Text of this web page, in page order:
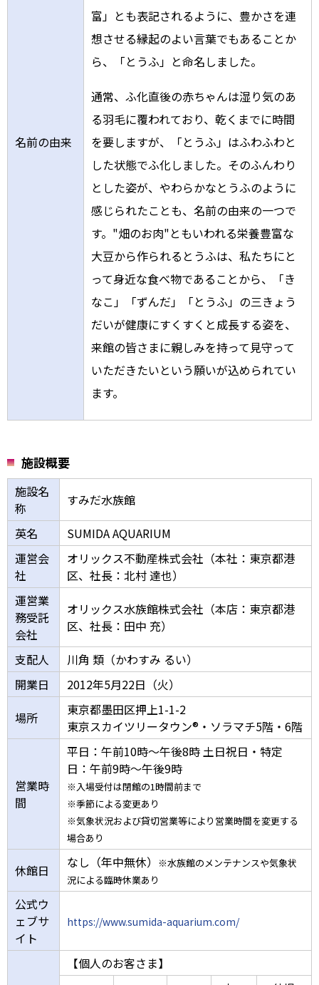
名前の由来
富」とも表記されるように、豊かさを連
想させる縁起のよい言葉でもあることか
ら、「とうふ」と命名しました。
通常、ふ化直後の赤ちゃんは湿り気のあ
る羽毛に覆われており、乾くまでに時間
を要しますが、「とうふ」はふわふわと
した状態でふ化しました。そのふんわり
とした姿が、やわらかなとうふのように
感じられたことも、名前の由来の一つで
す。"畑のお肉"ともいわれる栄養豊富な
大豆から作られるとうふは、私たちにと
って身近な食べ物であることから、「き
なこ」「ずんだ」「とうふ」の三きょう
だいが健康にすくすくと成長する姿を、
来館の皆さまに親しみを持って見守って
いただきたいという願いが込められてい
ます。
施設概要
施設名
称
すみだ水族館
英名
SUMIDA AQUARIUM
運営会
社
オリックス不動産株式会社（本社：東京都港
区、社長：北村 達也）
運営業
務受託
会社
オリックス水族館株式会社（本店：東京都港
区、社長：田中 充）
支配人
川角 類（かわすみ るい）
開業日
2012年5月22日（火）
場所
東京都墨田区押上1-1-2
東京スカイツリータウン®・ソラマチ5階・6階
営業時
間
平日：午前10時～午後8時 土日祝日・特定
日：午前9時～午後9時
※入場受付は閉館の1時間前まで
※季節による変更あり
※気象状況および貸切営業等により営業時間を変更する
場合あり
休館日 なし（年中無休）
※水族館のメンテナンスや気象状
況による臨時休業あり
公式ウ
ェブサ
イト
https://www.sumida-aquarium.com/
【個人のお客さま】